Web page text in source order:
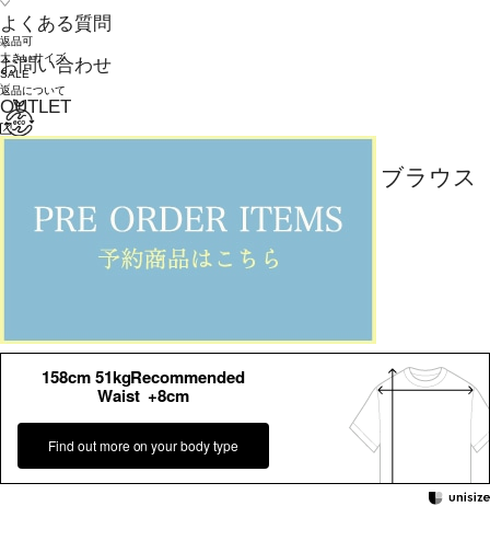
よくある質問
お問い合わせ
OUTLET
返品可
大きいサイズ
SALE
返品について
【大きいサイズ】ビンテージソフトブラウス
170ポイント還元 (BIGIポイント)
お気に入りアイテム登録数：7
158cm 51kgRecommended
Waist +8cm
Find out more on your body type